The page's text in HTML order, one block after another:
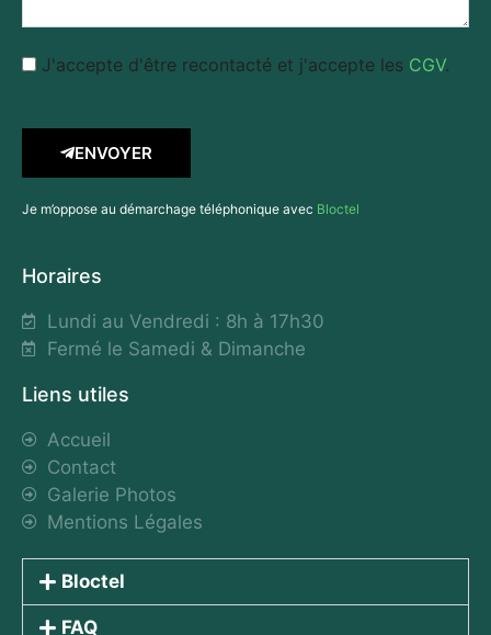
J'accepte d'être recontacté et j'accepte les CGV.
ENVOYER
Je m’oppose au démarchage téléphonique avec Bloctel
Horaires
Lundi au Vendredi : 8h à 17h30
Fermé le Samedi & Dimanche
Liens utiles
Accueil
Contact
Galerie Photos
Mentions Légales
Bloctel
FAQ